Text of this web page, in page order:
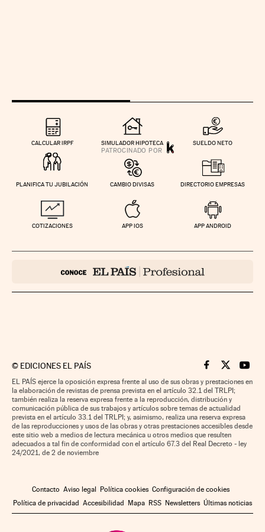
CALCULAR IRPF SIMULADOR HIPOTECA SUELDO NETO
PLANIFICA TU JUBILACIÓN CAMBIO DIVISAS DIRECTORIO EMPRESAS
COTIZACIONES APP IOS APP ANDROID
© EDICIONES EL PAÍS Cinco Días en
Cinco Días
Cinco
EL PAÍS ejerce la oposición expresa frente al uso de sus obras y prestaciones en
la elaboración de revistas de prensa prevista en el artículo 32.1 del TRLPI;
también realiza la reserva expresa frente a la reproducción, distribución y
comunicación pública de sus trabajos y artículos sobre temas de actualidad
prevista en el artículo 33.1 del TRLPI; y, asimismo, realiza una reserva expresa
de las reproducciones y usos de las obras y otras prestaciones accesibles desde
este sitio web a medios de lectura mecánica u otros medios que resulten
adecuados a tal fin de conformidad con el artículo 67.3 del Real Decreto - ley
24/2021, de 2 de noviembre
Contacto Aviso legal Política cookies Configuración de cookies
Política de privacidad Accesibilidad Mapa RSS Newsletters Últimas noticias